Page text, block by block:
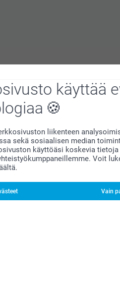
käyttää
liikenteen
sekä sosiaalisen median
käyttöäsi koskevia
Voit
Vain